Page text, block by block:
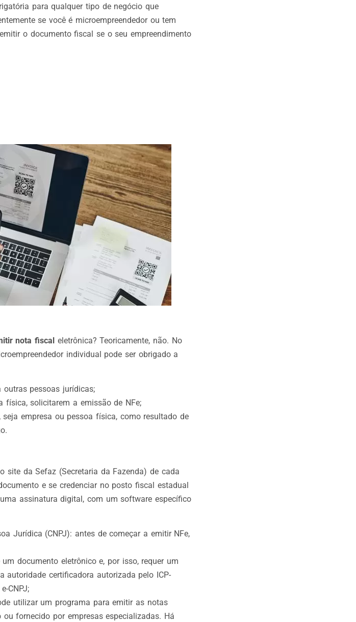
para qualquer tipo de negócio que
se você é microempreendedor ou tem
o documento fiscal se o seu empreendimento
nota fiscal eletrônica? Teoricamente, não. No
individual pode ser obrigado a
outras pessoas jurídicas;
física, solicitarem a emissão de NFe;
seja empresa ou pessoa física, como resultado de
site da Sefaz (Secretaria da Fazenda) de cada
e se credenciar no posto fiscal estadual
assinatura digital, com um software específico
Jurídica (CNPJ): antes de começar a emitir NFe,
um documento eletrônico e, por isso, requer um
autoridade certificadora autorizada pelo ICP-
CNPJ;
utilizar um programa para emitir as notas
fornecido por empresas especializadas. Há